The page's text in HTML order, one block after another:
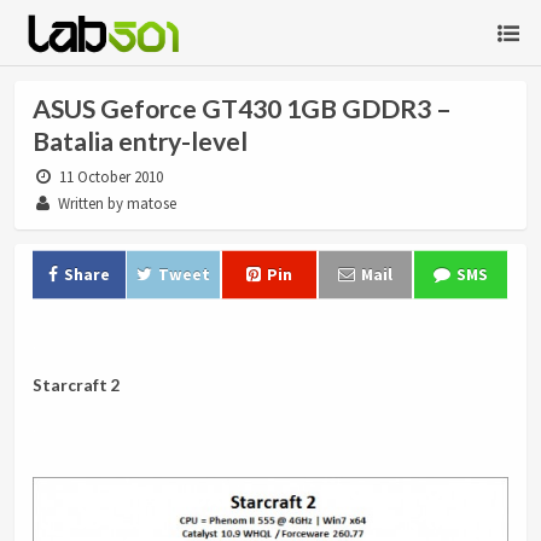
ASUS Geforce GT430 1GB GDDR3 –
Batalia entry-level
11 October 2010
Written by matose
Share Tweet Pin Mail SMS
Starcraft 2